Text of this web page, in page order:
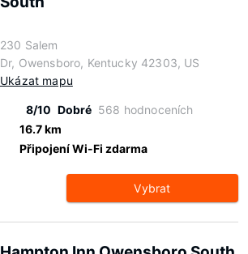
230 Salem
Dr, Owensboro, Kentucky 42303, US
Ukázat mapu
8/10 Dobré 568 hodnoceních
16.7 km
Připojení Wi-Fi zdarma
Vybrat